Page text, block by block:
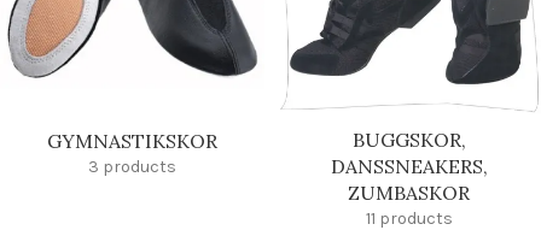
GYMNASTIKSKOR
3 products
BUGGSKOR,
DANSSNEAKERS,
ZUMBASKOR
11 products